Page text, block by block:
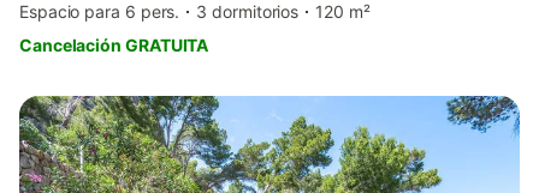
Espacio para 6 pers.
3 dormitorios
120 m²
Cancelación GRATUITA